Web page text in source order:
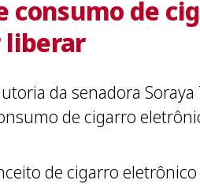
consumo de
liberar
da senadora
de cigarro
de cigarro